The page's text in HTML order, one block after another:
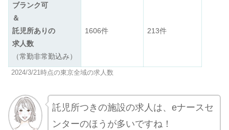
ブランク可
＆
託児所ありの
求人数
（常勤非常勤込み）
1606件 213件
2024/3/21時点の東京全域の求人数
託児所つきの施設の求人は、eナースセ
ンターのほうが多いですね！